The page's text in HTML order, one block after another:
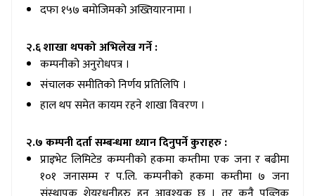
दफा १५७ बमोजिमको अख्तियारनामा ।
२.६ शाखा थपको अभिलेख गर्ने :
कम्पनीको अनुरोधपत्र ।
संचालक समीतिको निर्णय प्रतिलिपि ।
हाल थप समेत कायम रहने शाखा विवरण ।
२.७ कम्पनी दर्ता सम्बन्धमा ध्यान दिनुपर्ने कुराहरु :
प्राइभेट लिमिटेड कम्पनीको हकमा कम्तीमा एक जना र बढीमा
१०१ जनासम्म र प.लि. कम्पनीको हकमा कम्तीमा ७ जना